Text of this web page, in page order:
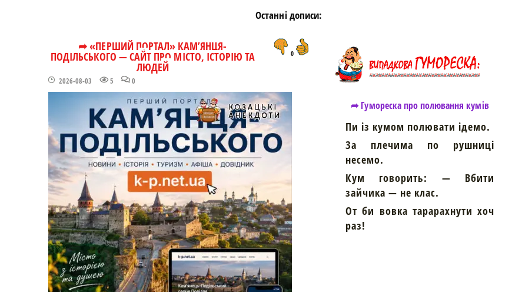
Останні дописи:
➦ «ПЕРШИЙ ПОРТАЛ» КАМ’ЯНЦЯ-
ПОДІЛЬСЬКОГО — САЙТ ПРО МІСТО, ІСТОРІЮ ТА
ЛЮДЕЙ
2026-08-03 5 0
0
➦ Гумореска про полювання кумів
Пи із кумом полювати ідемо.
За плечима по рушниці
несемо.
Кум говорить: — Вбити
зайчика — не клас.
От би вовка тарарахнути хоч
раз!